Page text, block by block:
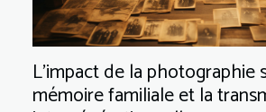
L'impact de la photographie
mémoire familiale et la